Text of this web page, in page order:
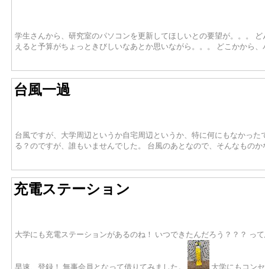
学生さんから、研究室のパソコンを更新してほしいとの要望が。。。
えると予算がちょっときびしいなあとか思いながら。。。 どこかから
台風一過
台風ですが、大学周辺というか自宅周辺というか、特に何にもなかっ
る？のですが、誰もいませんでした。 台風のあとなので、そんなもの
充電ステーション
大学にも充電ステーションがあるのね！ いつできたんだろう？？？ っ
早速、登録！ 無事会員となって借りてみました。 大学にもコン